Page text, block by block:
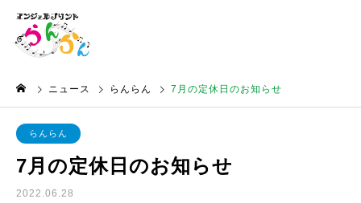
ニュース らんらん 7月の定休日のお知らせ
らんらん
7月の定休日のお知らせ
2022.06.28